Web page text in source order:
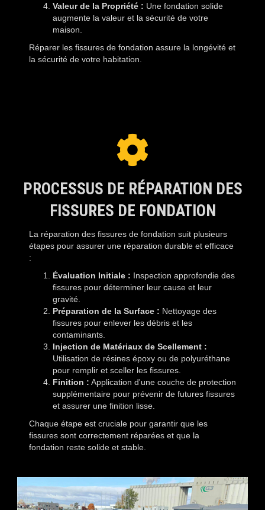
Valeur de la Propriété : Une fondation solide
augmente la valeur et la sécurité de votre
maison.
Réparer les fissures de fondation assure la longévité et
la sécurité de votre habitation.
PROCESSUS DE RÉPARATION DES
FISSURES DE FONDATION
La réparation des fissures de fondation suit plusieurs
étapes pour assurer une réparation durable et efficace
:
Évaluation Initiale : Inspection approfondie des
fissures pour déterminer leur cause et leur
gravité.
Préparation de la Surface : Nettoyage des
fissures pour enlever les débris et les
contaminants.
Injection de Matériaux de Scellement :
Utilisation de résines époxy ou de polyuréthane
pour remplir et sceller les fissures.
Finition : Application d'une couche de protection
supplémentaire pour prévenir de futures fissures
et assurer une finition lisse.
Chaque étape est cruciale pour garantir que les
fissures sont correctement réparées et que la
fondation reste solide et stable.